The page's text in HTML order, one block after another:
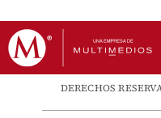
DERECHOS